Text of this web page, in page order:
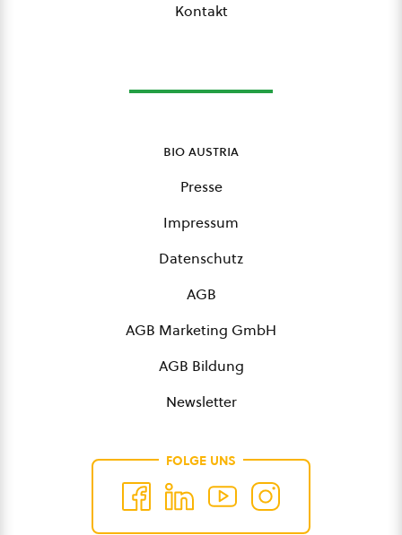
Kontakt
bio austria
Presse
Impressum
Datenschutz
AGB
AGB Marketing GmbH
AGB Bildung
Newsletter
FOLGE UNS